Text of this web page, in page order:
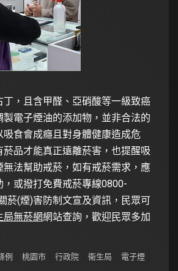
丁，且含甲醛、亞硝酸等一級致癌
電子煙油的添加物，並非合法的
吸食會成癮且對身體健康造成危
菸品才能真正遠離菸害，也提醒吸
無法幫助戒菸，如有戒菸需求，應
，或撥打免費戒菸專線0800-
菸(煙)害防制文宣及資訊，民眾可
局無菸網網站查詢，歡迎民眾多加
例 桃園市 行政院 衛生局 電子煙